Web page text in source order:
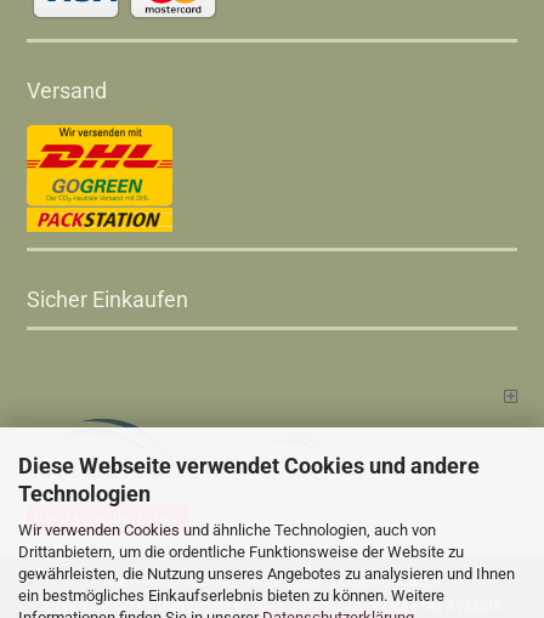
Diese Webseite verwendet Cookies und andere
Technologien
Wir verwenden Cookies und ähnliche Technologien, auch von
Drittanbietern, um die ordentliche Funktionsweise der Website zu
gewährleisten, die Nutzung unseres Angebotes zu analysieren und Ihnen
ein bestmögliches Einkaufserlebnis bieten zu können. Weitere
Versand
Sicher Einkaufen
Alle Preise sind inkl. MwSt., zzgl.Versandkosten
Online Shopby Gambio.de © 2025 Gambio Templates bei